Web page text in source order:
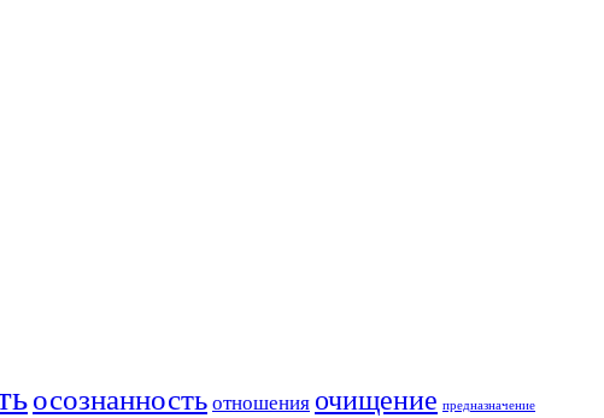
осознанность отношения очищение предназначение